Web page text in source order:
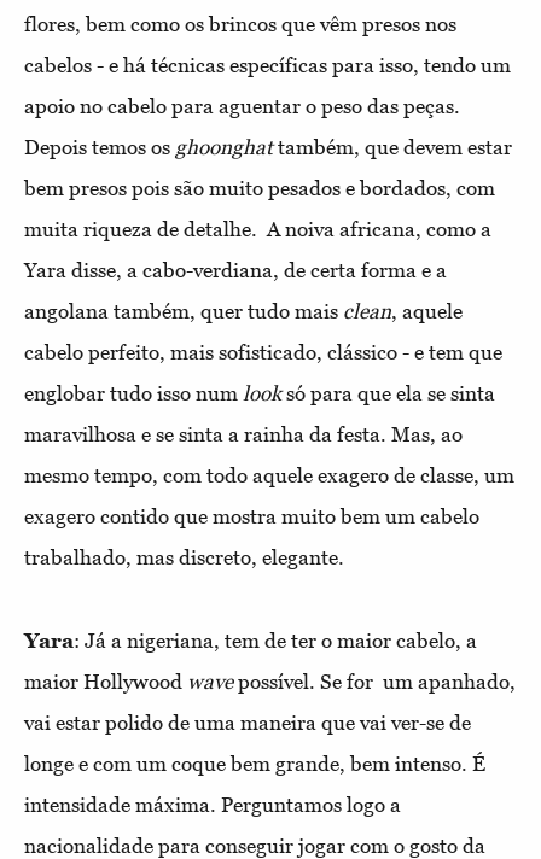
flores, bem como os brincos que vêm presos nos
cabelos - e há técnicas específicas para isso, tendo um
apoio no cabelo para aguentar o peso das peças.
Depois temos os ghoonghattambém, que devem estar
bem presos pois são muito pesados e bordados, com
muita riqueza de detalhe.A noiva africana, como a
Yara disse, a cabo-verdiana, de certa forma e a
angolana também, quer tudo mais clean, aquele
cabelo perfeito, mais sofisticado, clássico - e tem que
englobar tudo isso num looksó para que ela se sinta
maravilhosa e se sinta a rainha da festa. Mas, ao
mesmo tempo, com todo aquele exagero de classe, um
exagero contido que mostra muito bem um cabelo
trabalhado, mas discreto, elegante.
Yara: Já a nigeriana, tem de ter o maior cabelo, a
maior Hollywood wave possível. Se for  um apanhado,
vai estar polido de uma maneira que vai ver-se de
longe e com um coque bem grande, bem intenso. É
intensidade máxima. Perguntamos logo a
nacionalidade para conseguir jogar com o gosto da